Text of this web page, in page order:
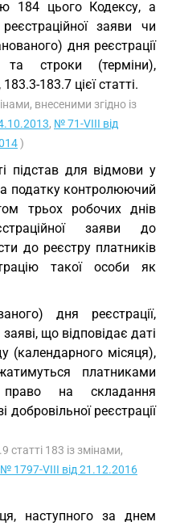
184 цього Кодексу, а
заяви чи
дня реєстрації
строки (терміни),
183.7 цієї статті.
внесеними згідно із
, № 71-VIII від
)
підстав для відмови у
податку контролюючий
трьох робочих днів
заяви до
до реєстру платників
такої особи як
дня реєстрації,
що відповідає даті
(календарного місяця),
платниками
на складання
реєстрації
статті 183 із змінами,
№ 1797-VIII від 21.12.2016
наступного за днем